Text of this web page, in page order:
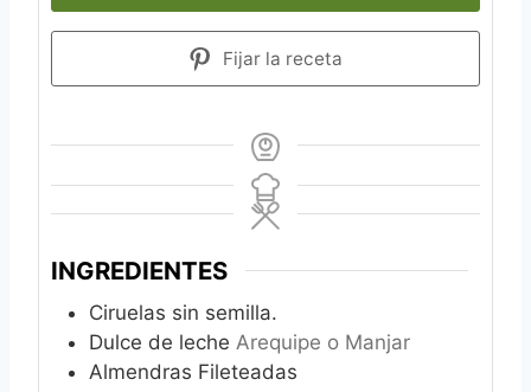
Fijar la receta
INGREDIENTES
Ciruelas sin semilla.
Dulce de leche Arequipe o Manjar
Almendras Fileteadas